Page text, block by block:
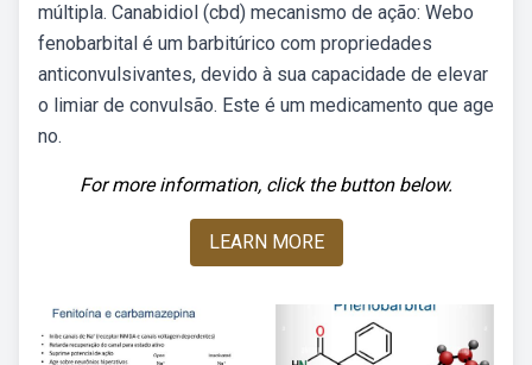
múltipla. Canabidiol (cbd) mecanismo de ação: Webo
fenobarbital é um barbitúrico com propriedades
anticonvulsivantes, devido à sua capacidade de elevar
o limiar de convulsão. Este é um medicamento que age
no.
For more information, click the button below.
LEARN MORE